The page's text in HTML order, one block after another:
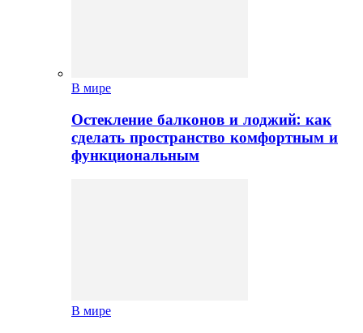
В мире
Остекление балконов и лоджий: как
сделать пространство комфортным и
функциональным
В мире